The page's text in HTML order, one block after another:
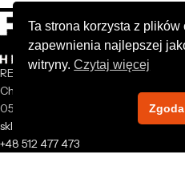
REXXER sp. z o.o.
Chrzanów Mały 44A
05-825 Grodzisk Mazowiecki
sklep@rexxer.pl
+48 512 477 473
Ta strona korzysta z plików
zapewnienia najlepszej
witryny.Czytaj więcej
Zgoda